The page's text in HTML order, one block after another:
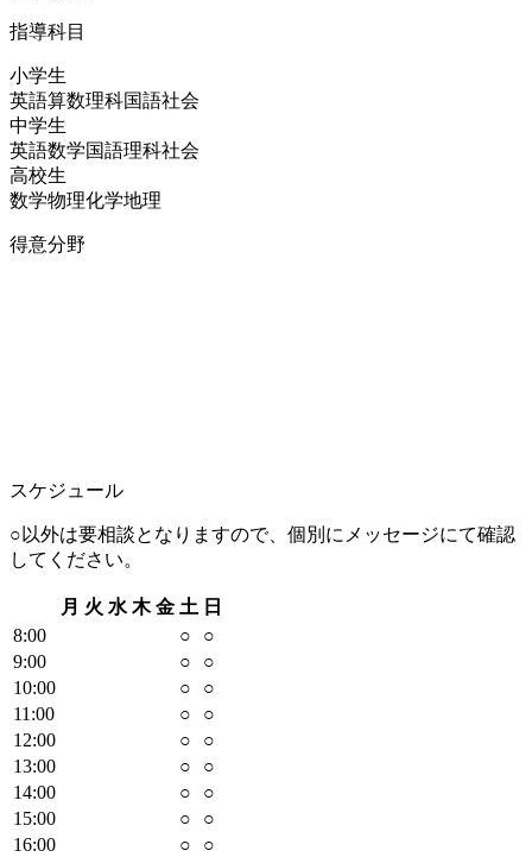
指導科目
小学生
英語算数理科国語社会
中学生
英語数学国語理科社会
高校生
数学物理化学地理
得意分野
スケジュール
○以外は要相談となりますので、個別にメッセージにて確認
してください。
月 火 水 木 金 土 日
8:00 ○
○
9:00 ○
○
10:00 ○
○
11 :00 ○
○
12:00 ○
○
13:00 ○
○
14:00 ○
○
15:00 ○
○
16:00 ○
○